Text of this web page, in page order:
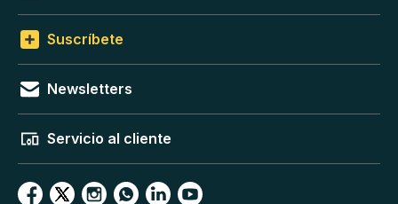
Suscríbete
Newsletters
Servicio al cliente